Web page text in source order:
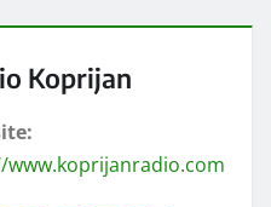
Koprijan